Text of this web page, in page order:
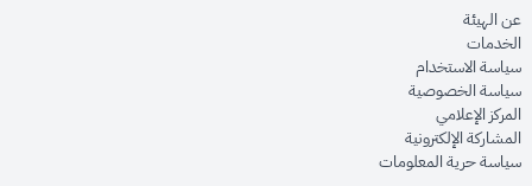
عن الهيئةopens in new window
الخدماتopens in new window
سياسة الاستخدام
سياسة الخصوصيةopens in new window
المركز الإعلاميopens in new window
المشاركة الإلكترونيةopens in new window
سياسة حرية المعلوماتopens in new window